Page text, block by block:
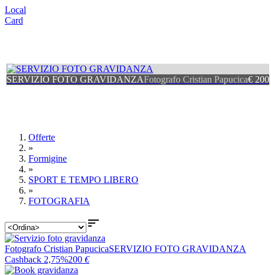
Local
Card
SERVIZIO FOTO GRAVIDANZAFotografo Cristian Papucica€ 200
Offerte
»
Formigine
»
SPORT E TEMPO LIBERO
»
FOTOGRAFIA

Fotografo Cristian PapucicaSERVIZIO FOTO GRAVIDANZA
Cashback 2,75%200 €